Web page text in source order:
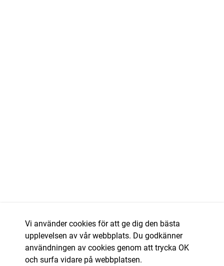
Vi använder cookies för att ge dig den bästa
upplevelsen av vår webbplats. Du godkänner
användningen av cookies genom att trycka OK
och surfa vidare på webbplatsen.